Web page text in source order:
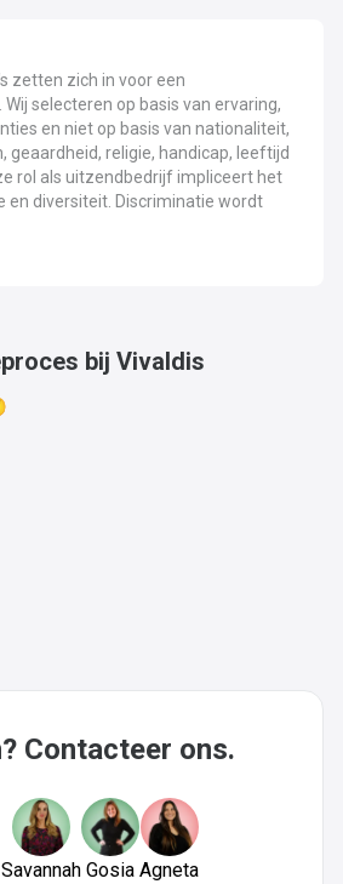
zetten zich in voor een
selecteren op basis van ervaring,
en niet op basis van nationaliteit,
geaardheid, religie, handicap, leeftijd
rol als uitzendbedrijf impliceert het
en diversiteit. Discriminatie wordt
bij Vivaldis
Contacteer ons.
Savannah Gosia Agneta